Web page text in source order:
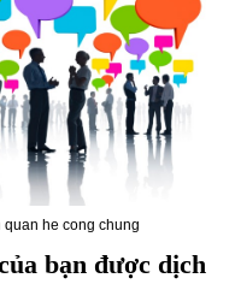
he cong chung
bạn được dịch